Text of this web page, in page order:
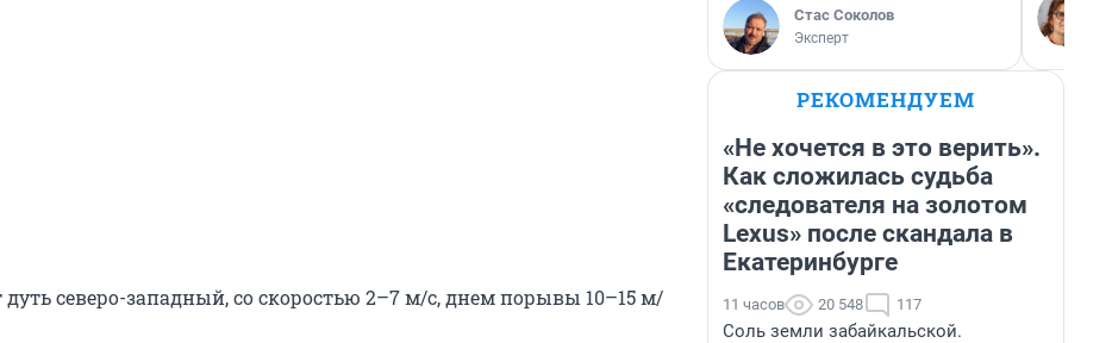
дуть северо-западный, со скоростью 2–7 м/с, днем порывы 10–15 м/
Стас Соколов
Эксперт
РЕКОМЕНДУЕМ
«Не хочется в это верить».
Как сложилась судьба
«следователя на золотом
Lexus» после скандала в
Екатеринбурге
11 часов 20 548 117
Соль земли забайкальской.